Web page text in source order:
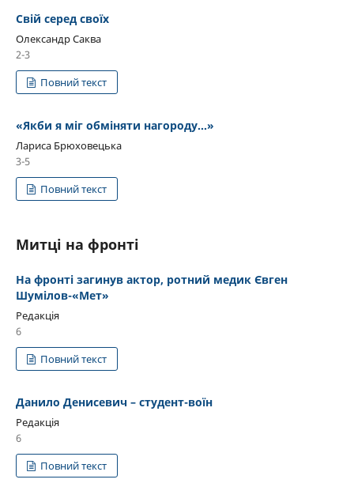
Свій серед своїх
Олександр Саква
2-3
Повний текст
«Якби я міг обміняти нагороду…»
Лариса Брюховецька
3-5
Повний текст
Митці на фронті
На фронті загинув актор, ротний медик Євген
Шумілов-«Мет»
Редакція
6
Повний текст
Данило Денисевич – студент-воїн
Редакція
6
Повний текст